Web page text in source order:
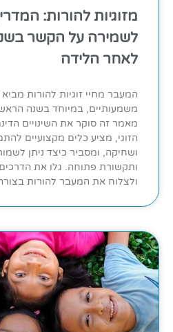
מזוגיות להורות:
לשמירה על הקשר
לאחר הלידה
המעבר מחיי זוגיות להורות
משמעותיים, במיוחד בשנה
מאמר זה סוקר את השינויים
הזוגי, מציע כלים מקצועיים
ושחיקה, ומסביר כיצד ניתן
ותקשורת פתוחה. גלו את
ולצלוח את המעבר להורות